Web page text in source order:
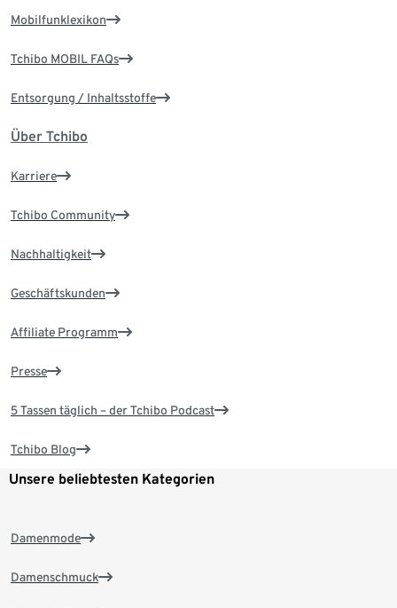
Mobilfunklexikon
Tchibo MOBIL FAQs
Entsorgung / Inhaltsstoffe
Über Tchibo
Karriere
Tchibo Community
Nachhaltigkeit
Geschäftskunden
Affiliate Programm
Presse
5 Tassen täglich – der Tchibo Podcast
Tchibo Blog
Unsere beliebtesten Kategorien
Damenmode
Damenschmuck